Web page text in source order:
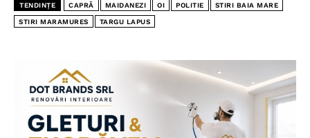
TENDINȚE CAPRĂ MAIDANEZI OI POLITIE STIRI BAIA MARE
STIRI MARAMURES TARGU LAPUS